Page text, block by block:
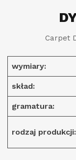
Carpet
wymiary:
skład:
gramatura:
rodzaj produkcji: